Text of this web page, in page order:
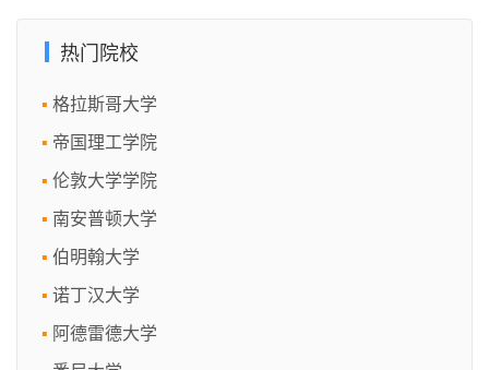
热门院校
格拉斯哥大学
帝国理工学院
伦敦大学学院
南安普顿大学
伯明翰大学
诺丁汉大学
阿德雷德大学